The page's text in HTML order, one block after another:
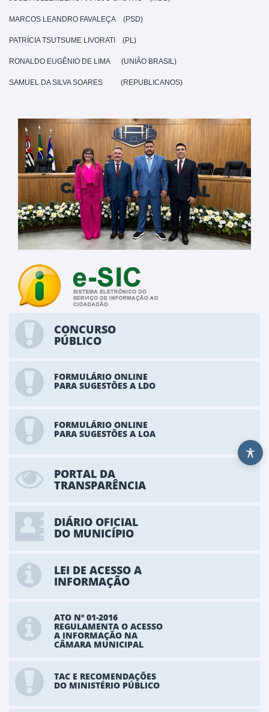
MARCOS LEANDRO FAVALEÇA (PSD)
PATRÍCIA TSUTSUME LIVORATI (PL)
RONALDO EUGÊNIO DE LIMA (UNIÃO BRASIL)
SAMUEL DA SILVA SOARES (REPUBLICANOS)
CONCURSO
PÚBLICO
FORMULÁRIO ONLINE
PARA SUGESTÕES A LDO
FORMULÁRIO ONLINE
PARA SUGESTÕES A LOA
PORTAL DA
TRANSPARÊNCIA
DIÁRIO OFICIAL
DO MUNICÍPIO
LEI DE ACESSO A
INFORMAÇÃO
ATO Nº 01-2016
REGULAMENTA O ACESSO
A INFORMAÇÃO NA
CÂMARA MUNICIPAL
TAC E RECOMENDAÇÕES
DO MINISTÉRIO PÚBLICO